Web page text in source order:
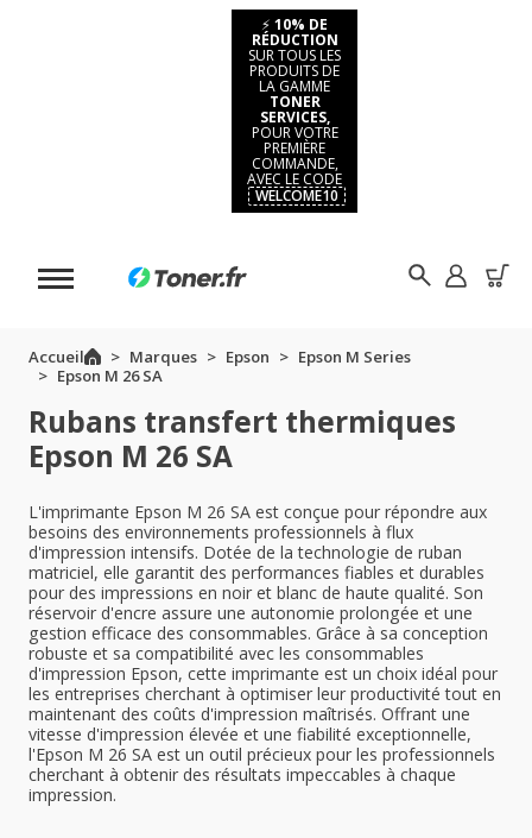
⚡ 10% DE
RÉDUCTION
SUR TOUS LES
PRODUITS DE
LA GAMME
TONER
SERVICES,
POUR VOTRE
PREMIÈRE
COMMANDE,
AVEC LE CODE
WELCOME10
Accueil Marques Epson
Epson M Series
Epson M 26 SA
Rubans transfert thermiques
Epson M 26 SA
L'imprimante Epson M 26 SA est conçue pour répondre aux
besoins des environnements professionnels à flux
d'impression intensifs. Dotée de la technologie de ruban
matriciel, elle garantit des performances fiables et durables
pour des impressions en noir et blanc de haute qualité. Son
réservoir d'encre assure une autonomie prolongée et une
gestion efficace des consommables. Grâce à sa conception
robuste et sa compatibilité avec les consommables
d'impression Epson, cette imprimante est un choix idéal pour
les entreprises cherchant à optimiser leur productivité tout en
maintenant des coûts d'impression maîtrisés. Offrant une
vitesse d'impression élevée et une fiabilité exceptionnelle,
l'Epson M 26 SA est un outil précieux pour les professionnels
cherchant à obtenir des résultats impeccables à chaque
impression.